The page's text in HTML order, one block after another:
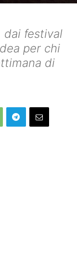
dai festival
per chi
di